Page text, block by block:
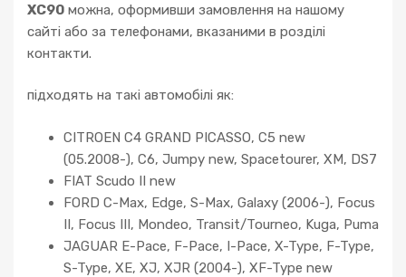
XC90 можна, оформивши замовлення на нашому
сайті або за телефонами, вказаними в розділі
контакти.
підходять на такі автомобілі як:
CITROEN C4 GRAND PICASSO, C5 new
(05.2008-), C6, Jumpy new, Spacetourer, XM, DS7
FIAT Scudo II new
FORD C-Max, Edge, S-Max, Galaxy (2006-), Focus
II, Focus III, Mondeo, Transit/Tourneo, Kuga, Puma
JAGUAR E-Pace, F-Pace, I-Pace, X-Type, F-Type,
S-Type, XE, XJ, XJR (2004-), XF-Type new